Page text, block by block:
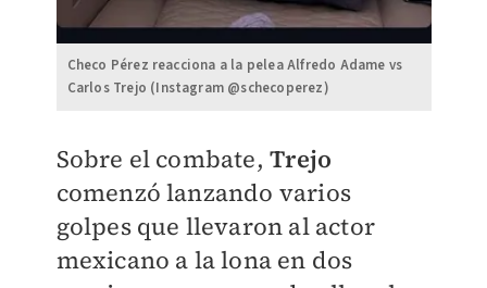
Checo Pérez reacciona a la pelea Alfredo Adame vs
Carlos Trejo (Instagram @schecoperez)
​Sobre el combate,Trejo
comenzó lanzando varios
golpes que llevaron al actor
mexicano a la lona en dos